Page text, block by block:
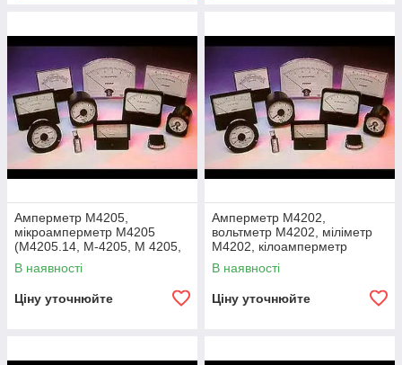
Амперметр М4205,
мікроамперметр М4205
(М4205.14, М-4205, M 4205,
m4205, m-4205, m -4205, m
4205)
В наявності
Ціну уточнюйте
Амперметр M4202,
вольтметр M4202, міліметр
M4202, кілоамперметр
M4202, кіловольтметр M4202
(М2402, М-4
В наявності
Ціну уточнюйте